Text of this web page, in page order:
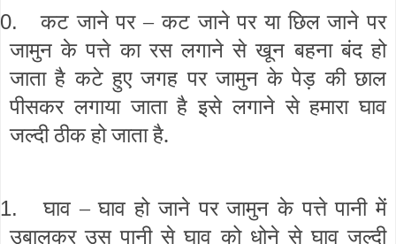
कट जाने पर – कट जाने पर या छिल जाने पर
जामुन के पत्ते का रस लगाने से खून बहना बंद हो
जाता है कटे हुए जगह पर जामुन के पेड़ की छाल
पीसकर लगाया जाता है इसे लगाने से हमारा घाव
जल्दी ठीक हो जाता है.
घाव – घाव हो जाने पर जामुन के पत्ते पानी में
उबालकर उस पानी से घाव को धोने से घाव जल्दी